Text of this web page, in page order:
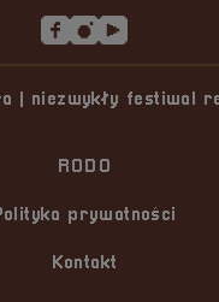
| niezwykły festiwal
RODO
prywatności
Kontakt